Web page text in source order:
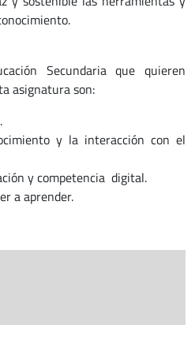
Secundaria que quieren
asignatura son:
y la interacción con el
y competencia digital.
a aprender.